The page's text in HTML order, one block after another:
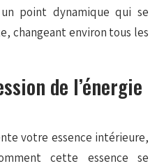
un point dynamique qui se
changeant environ tous les
de l’énergie
votre essence intérieure,
cette essence se